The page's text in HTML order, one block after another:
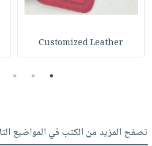
Customized Leather
1
2
3
تصفح المزيد من الكتب في المواضيع